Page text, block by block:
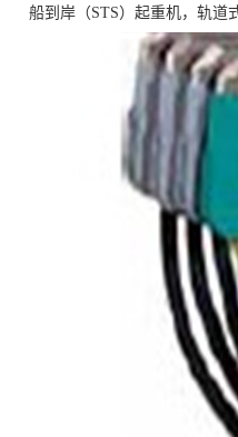
船到岸（STS）起重机，轨道